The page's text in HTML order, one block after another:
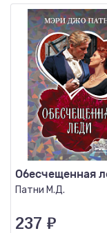
Обесчещенная
Патни М.Д.
237 ₽